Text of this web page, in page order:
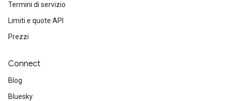
Termini di servizio
Limiti e quote API
Prezzi
Connect
Blog
Bluesky